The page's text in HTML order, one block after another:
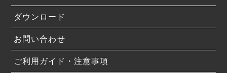
ダウンロード
お問い合わせ
ご利用ガイド・注意事項